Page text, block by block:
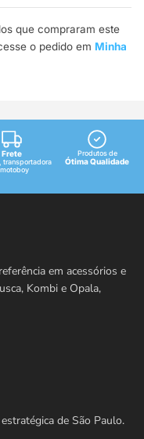
que compraram este
o pedido em Minha
Frete
transportadora
Produtos de
Ótima Qualidade
em acessórios e
Kombi e Opala,
de São Paulo.